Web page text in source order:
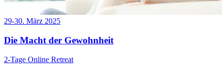
29-30. März 2025
Die Macht der Gewohnheit
2-Tage Online Retreat